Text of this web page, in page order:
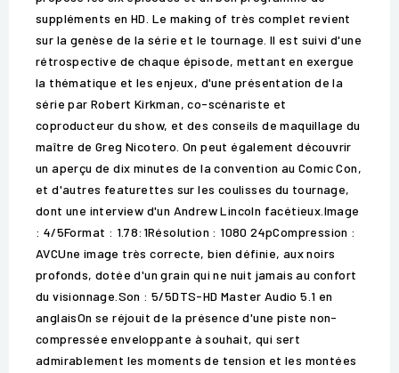
suppléments en HD. Le making of très complet revient
sur la genèse de la série et le tournage. Il est suivi d'une
rétrospective de chaque épisode, mettant en exergue
la thématique et les enjeux, d'une présentation de la
série par Robert Kirkman, co-scénariste et
coproducteur du show, et des conseils de maquillage du
maître de Greg Nicotero. On peut également découvrir
un aperçu de dix minutes de la convention au Comic Con,
et d'autres featurettes sur les coulisses du tournage,
dont une interview d'un Andrew Lincoln facétieux.Image
: 4/5Format : 1.78:1Résolution : 1080 24pCompression :
AVCUne image très correcte, bien définie, aux noirs
profonds, dotée d'un grain qui ne nuit jamais au confort
du visionnage.Son : 5/5DTS-HD Master Audio 5.1 en
anglaisOn se réjouit de la présence d'une piste non-
compressée enveloppante à souhait, qui sert
admirablement les moments de tension et les montées